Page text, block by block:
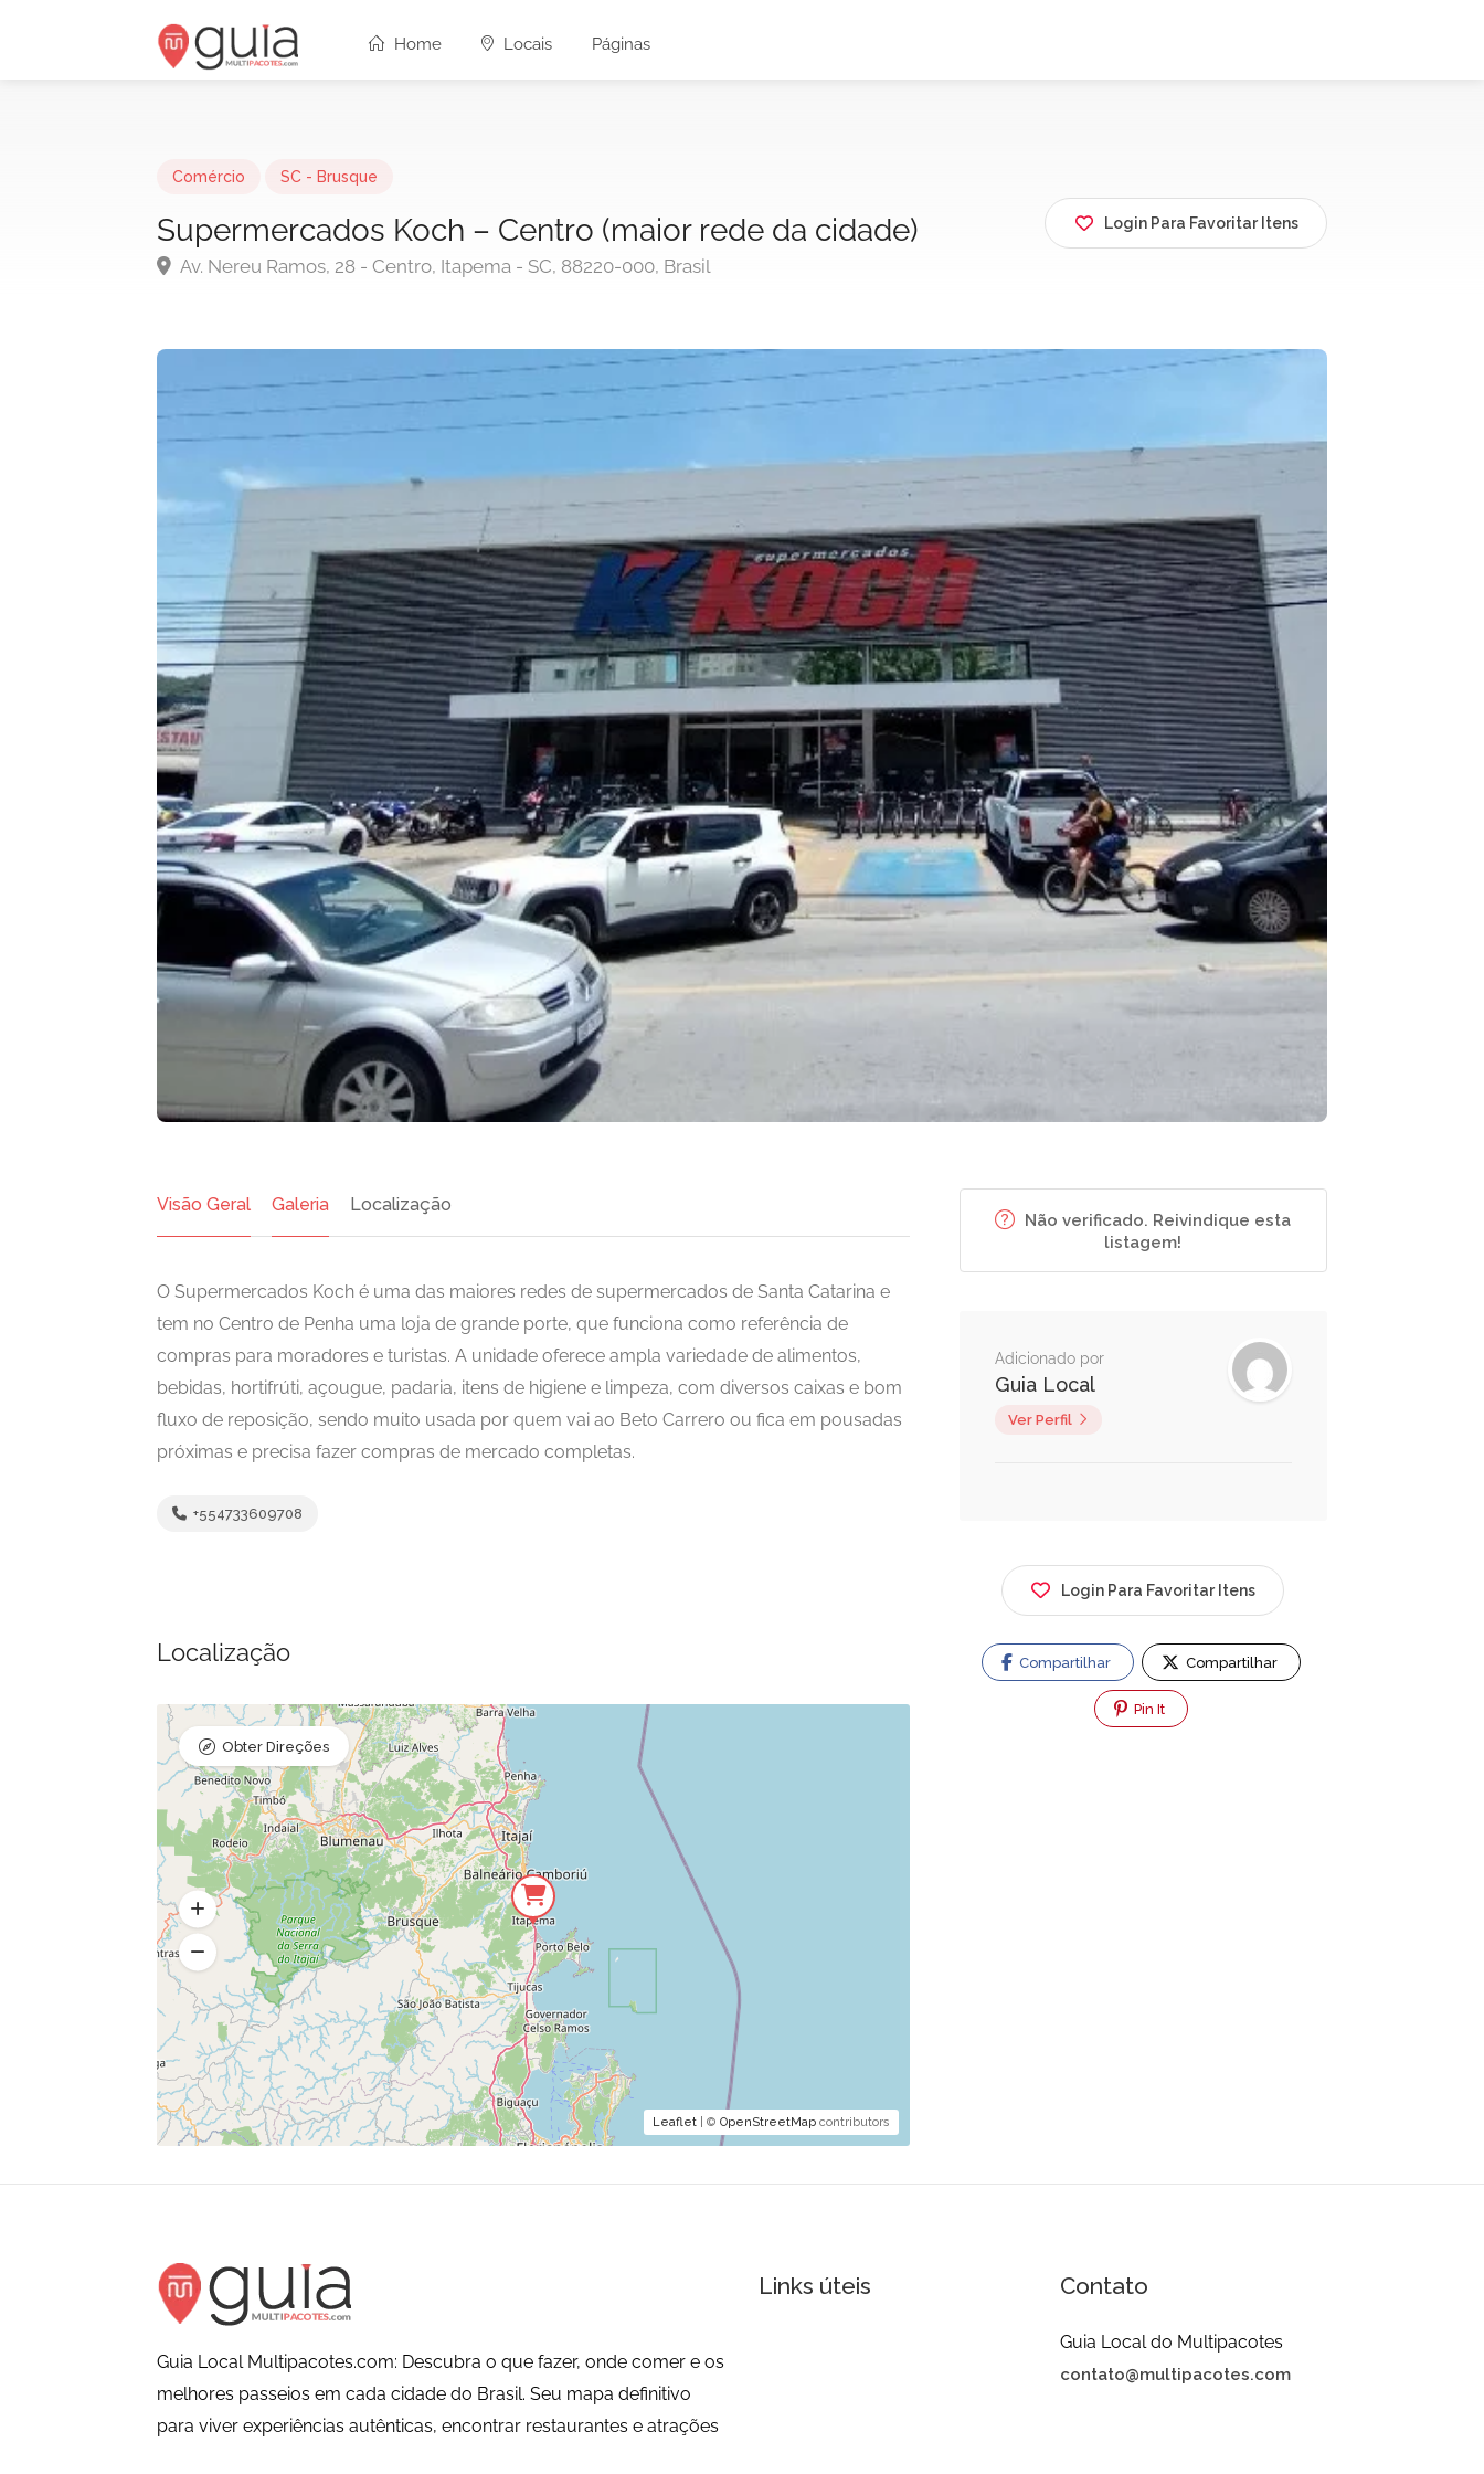
Home Locais Páginas
Comércio SC - Brusque
Supermercados Koch – Centro (maior rede da cidade)
Av. Nereu Ramos, 28 - Centro, Itapema - SC, 88220-000, Brasil
Login Para Favoritar Itens
Visão Geral Galeria Localização
O Supermercados Koch é uma das maiores redes de supermercados de Santa Catarina e
tem no Centro de Penha uma loja de grande porte, que funciona como referência de
compras para moradores e turistas. A unidade oferece ampla variedade de alimentos,
bebidas, hortifrúti, açougue, padaria, itens de higiene e limpeza, com diversos caixas e bom
fluxo de reposição, sendo muito usada por quem vai ao Beto Carrero ou fica em pousadas
próximas e precisa fazer compras de mercado completas.
+554733609708
Localização
Leaflet| © OpenStreetMapcontributors
Obter Direções
Não verificado. Reivindique esta
listagem!
Adicionado por
Guia Local
Ver Perfil
Login Para Favoritar Itens
Compartilhar Compartilhar
Pin It
Guia Local Multipacotes.com: Descubra o que fazer, onde comer e os
melhores passeios em cada cidade do Brasil. Seu mapa definitivo
para viver experiências autênticas, encontrar restaurantes e atrações
Links úteis Contato
Guia Local do Multipacotes
contato@multipacotes.com